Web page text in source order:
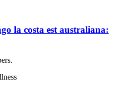
la costa est australiana: